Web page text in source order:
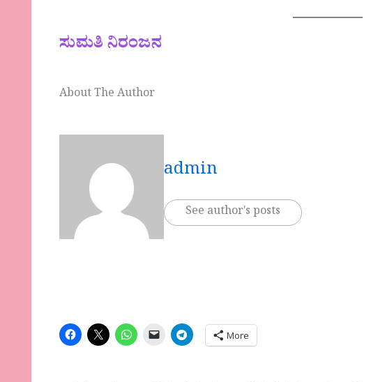
ಸುಮತಿ ನಿರಂಜನ
About The Author
admin
See author's posts
More